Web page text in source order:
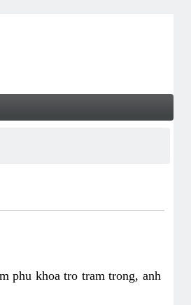
phu khoa tro tram trong, anh